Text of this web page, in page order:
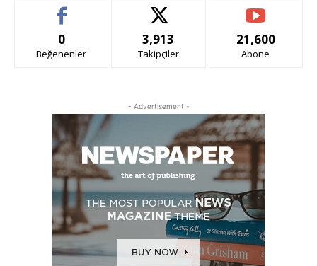
0
Beğenenler
3,913
Takipçiler
21,600
Abone
- Advertisement -